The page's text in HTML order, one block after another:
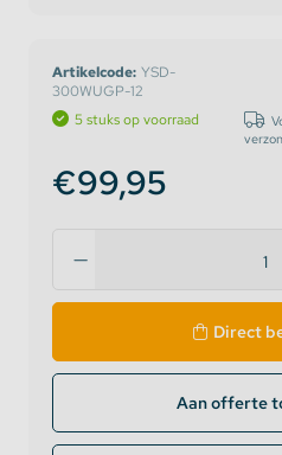
Artikelcode: YSD-
300WUGP-12
5 stuks op voorraad
€99,95
Direct
Aan offerte